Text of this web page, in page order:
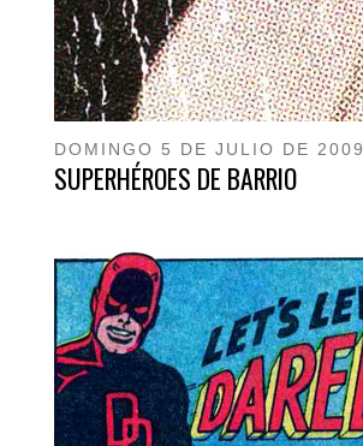
DOMINGO 5 DE JULIO DE 2009
SUPERHÉROES DE BARRIO